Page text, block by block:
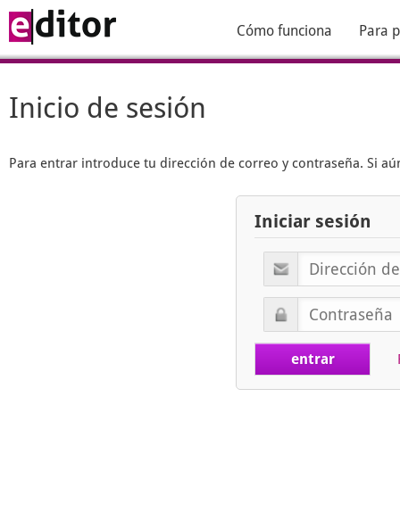
Cómo funciona Para
Inicio de sesión
Para entrar introduce tu dirección de correo y contraseña. Si
Iniciar sesión